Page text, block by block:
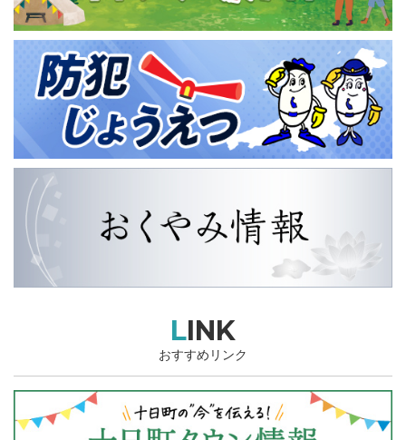
LINK
おすすめリンク